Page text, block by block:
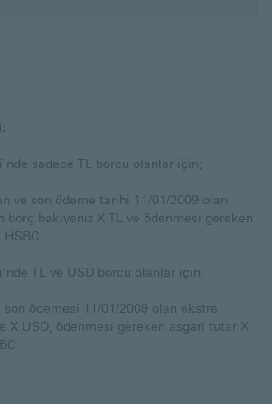
sadece TL borcu olanlar için;
ve son ödeme tarihi 11/01/2009 olan
borç bakiyeniz X TL ve ödenmesi gereken
TL ve USD borcu olanlar için;
ödemesi 11/01/2009 olan ekstre
X USD, ödenmesi gereken asgari tutar X